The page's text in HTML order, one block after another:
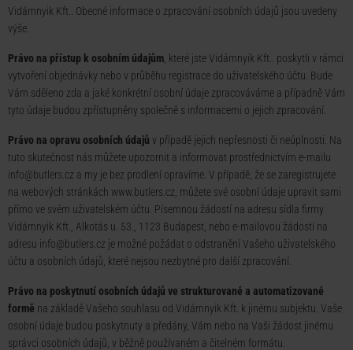
Vidámnyik Kft.. Obecné informace o zpracování osobních údajů jsou uvedeny
výše.
Právo na přístup k osobním údajům , které jste Vidámnyik Kft.. poskytli v rámci
vytvoření objednávky nebo v průběhu registrace do uživatelského účtu. Bude
Vám sděleno zda a jaké konkrétní osobní údaje zpracováváme a případně Vám
tyto údaje budou zpřístupněny společně s informacemi o jejich zpracování.
Právo na opravu osobních údajů v případě jejich nepřesnosti či neúplnosti. Na
tuto skutečnost nás můžete upozornit a informovat prostřednictvím e-mailu
info@butlers.cz a my je bez prodlení opravíme. V případě, že se zaregistrujete
na webových stránkách www.butlers.cz, můžete své osobní údaje upravit sami
přímo ve svém uživatelském účtu. Písemnou žádostí na adresu sídla firmy
Vidámnyik Kft., Alkotás u. 53., 1123 Budapest, nebo e-mailovou žádostí na
adresu info@butlers.cz je možné požádat o odstranění Vašeho uživatelského
účtu a osobních údajů, které nejsou nezbytné pro další zpracování.
Právo na poskytnutí osobních údajů ve strukturované a automatizované
formě na základě Vašeho souhlasu od Vidámnyik Kft. k jinému subjektu. Vaše
osobní údaje budou poskytnuty a předány, Vám nebo na Vaši žádost jinému
správci osobních údajů, v běžně používaném a čitelném formátu.